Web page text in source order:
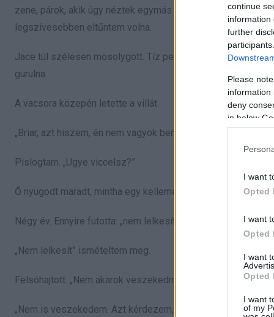
continue
information
further
Please
information
deny
in below
I want
Opted
I want
Opted
I want
Opted
I want
of my
zene, párok, akik úgy néztek egymás szemébe, mintha
legszívesebben eltűntem volna.
Jace túl szélesen mosolygott. Tíz perc alatt megitta a bor
gurulna.
A vacsora közepén letette a villát.
„Briar, azt hiszem, én nem vagyok benne ebben úgy, mint te.”
Pislogtam. „Ugye viccelsz?”
Ő nyugodt maradt, mintha egy kellemetlen rendelést
Négy év. Ennyire futotta: „nem lelkesít”.
„Nem lelkesít” ismételtem meg.
Felsóhajtott. „Nem akarok veszekedni.”
„Nem is veszekedem. Azt kérdezem, ez mit jelent.”